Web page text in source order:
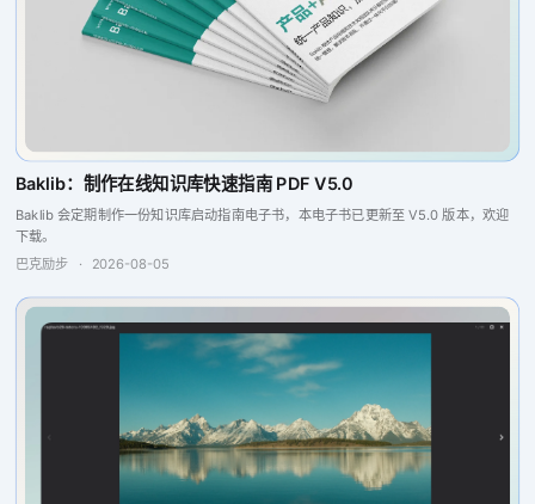
Baklib：制作在线知识库快速指南 PDF V5.0
Baklib 会定期制作一份知识库启动指南电子书，本电子书已更新至 V5.0 版本，欢迎
下载。
巴克励步
· 2026-08-05